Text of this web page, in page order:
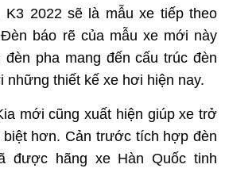
K3 2022 sẽ là mẫu xe tiếp theo
báo rẽ của mẫu xe mới này
pha mang đến cấu trúc đèn
những thiết kế xe hơi hiện nay.
mới cũng xuất hiện giúp xe trở
hơn. Cản trước tích hợp đèn
được hãng xe Hàn Quốc tinh